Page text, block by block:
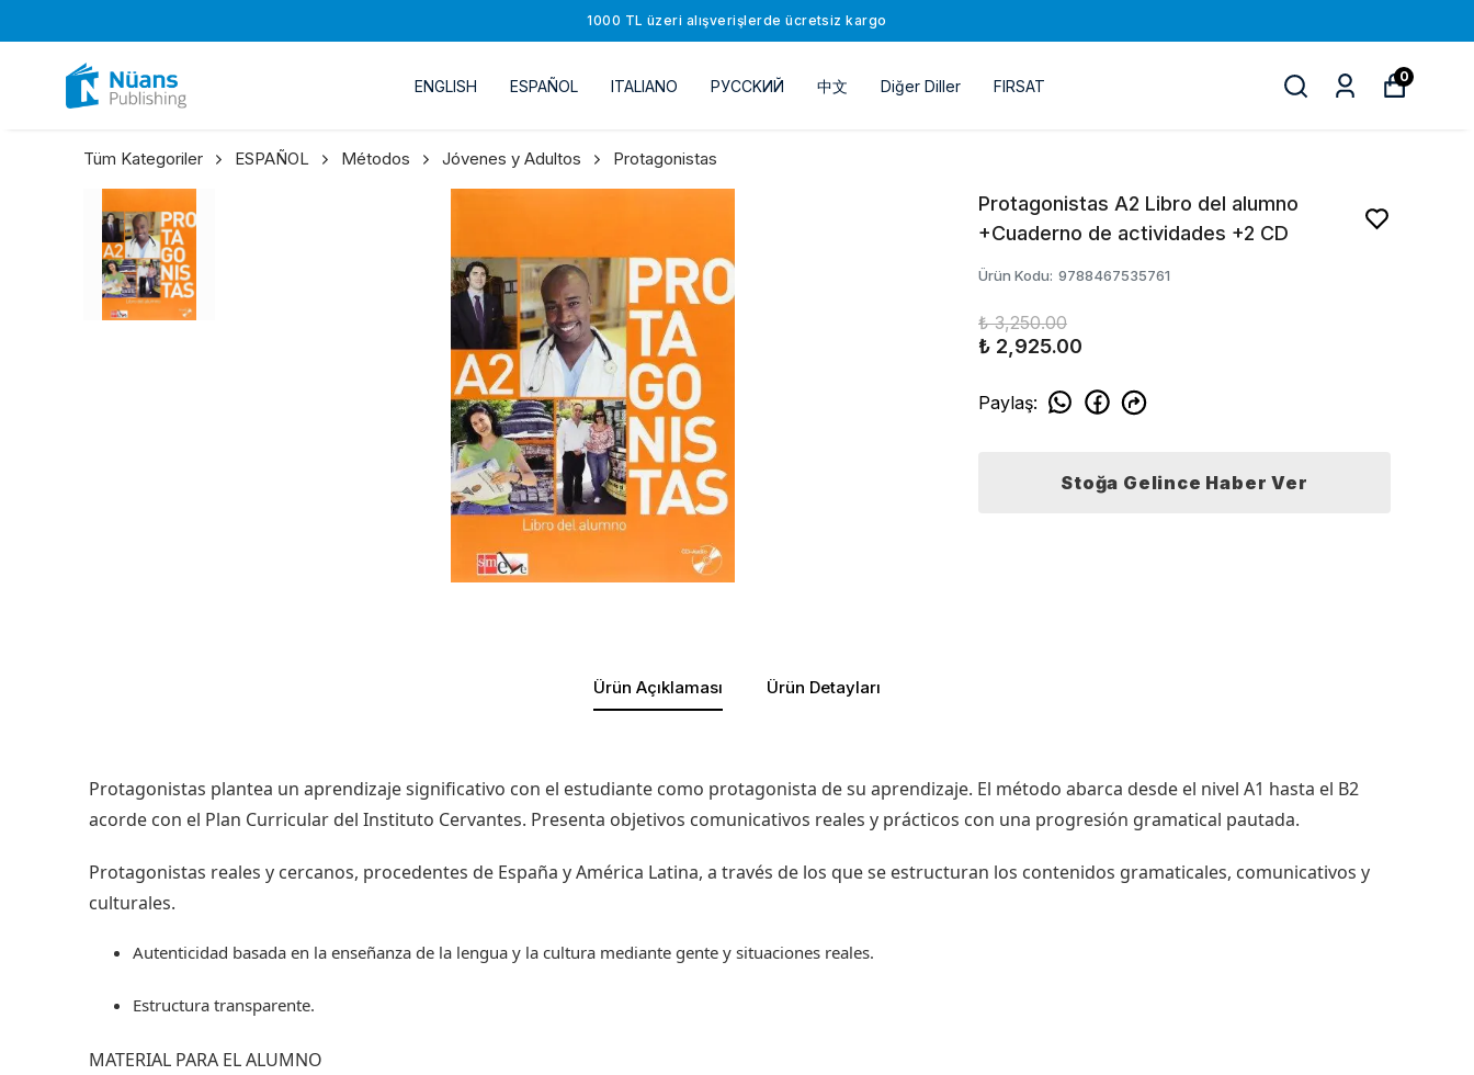
1000 TL üzeri alışverişlerde ücretsiz kargo
ENGLISH ESPAÑOL ITALIANO РУССKИЙ 中文 Diğer Diller FIRSAT
0
Tüm Kategoriler ESPAÑOL Métodos Jóvenes y Adultos Protagonistas
Protagonistas A2 Libro del alumno
+Cuaderno de actividades +2 CD
Ürün Kodu: 9788467535761
₺ 3,250.00
₺ 2,925.00
Paylaş:
Stoğa Gelince Haber Ver
Ürün Açıklaması Ürün Detayları
Protagonistas plantea un aprendizaje significativo con el estudiante como protagonista de su aprendizaje. El método abarca desde el nivel A1 hasta el B2
acorde con el Plan Curricular del Instituto Cervantes. Presenta objetivos comunicativos reales y prácticos con una progresión gramatical pautada.
Protagonistas reales y cercanos, procedentes de España y América Latina, a través de los que se estructuran los contenidos gramaticales, comunicativos y
culturales.
Autenticidad basada en la enseñanza de la lengua y la cultura mediante gente y situaciones reales.
Estructura transparente.
MATERIAL PARA EL ALUMNO